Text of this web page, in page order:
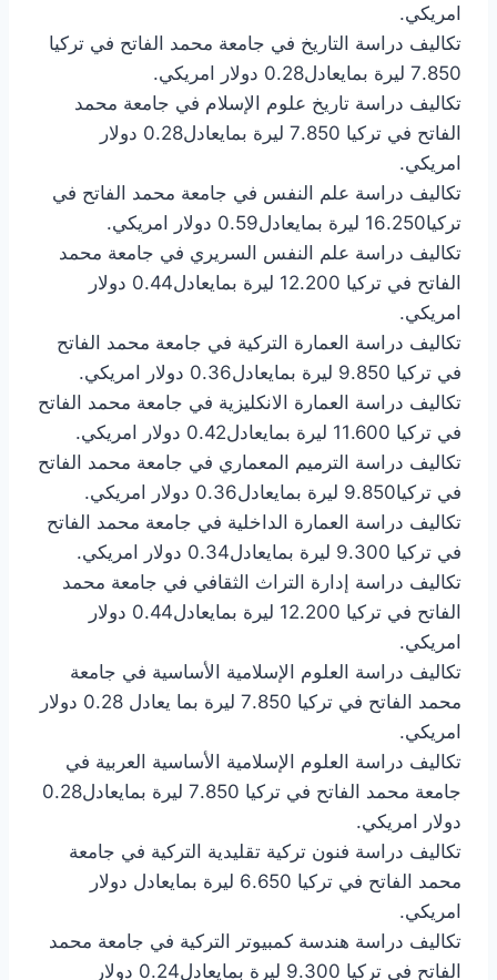
امريكي.
تكاليف دراسة التاريخ في جامعة محمد الفاتح في تركيا
7.850 ليرة بمايعادل0.28 دولار امريكي.
تكاليف دراسة تاريخ علوم الإسلام في جامعة محمد
الفاتح في تركيا 7.850 ليرة بمايعادل0.28 دولار
امريكي.
تكاليف دراسة علم النفس في جامعة محمد الفاتح في
تركيا16.250 ليرة بمايعادل0.59 دولار امريكي.
تكاليف دراسة علم النفس السريري في جامعة محمد
الفاتح في تركيا 12.200 ليرة بمايعادل0.44 دولار
امريكي.
تكاليف دراسة العمارة التركية في جامعة محمد الفاتح
في تركيا 9.850 ليرة بمايعادل0.36 دولار امريكي.
تكاليف دراسة العمارة الانكليزية في جامعة محمد الفاتح
في تركيا 11.600 ليرة بمايعادل0.42 دولار امريكي.
تكاليف دراسة الترميم المعماري في جامعة محمد الفاتح
في تركيا9.850 ليرة بمايعادل0.36 دولار امريكي.
تكاليف دراسة العمارة الداخلية في جامعة محمد الفاتح
في تركيا 9.300 ليرة بمايعادل0.34 دولار امريكي.
تكاليف دراسة إدارة التراث الثقافي في جامعة محمد
الفاتح في تركيا 12.200 ليرة بمايعادل0.44 دولار
امريكي.
تكاليف دراسة العلوم الإسلامية الأساسية في جامعة
محمد الفاتح في تركيا 7.850 ليرة بما يعادل 0.28 دولار
امريكي.
تكاليف دراسة العلوم الإسلامية الأساسية العربية في
جامعة محمد الفاتح في تركيا 7.850 ليرة بمايعادل0.28
دولار امريكي.
تكاليف دراسة فنون تركية تقليدية التركية في جامعة
محمد الفاتح في تركيا 6.650 ليرة بمايعادل دولار
امريكي.
تكاليف دراسة هندسة كمبيوتر التركية في جامعة محمد
الفاتح في تركيا 9.300 ليرة بمايعادل0.24 دولار